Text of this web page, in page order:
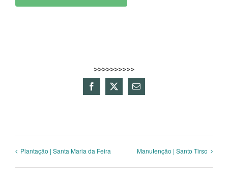
>>>>>>>>>>
Facebook
X
Email
(necessário
Plantação | Santa Maria da Feira Manutenção | Santo Tirso